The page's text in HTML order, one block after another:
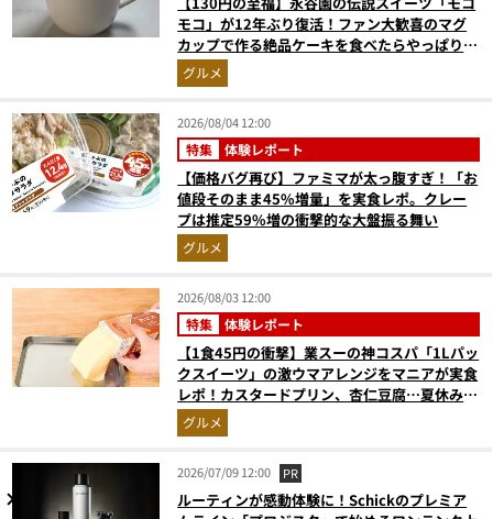
モコ」が12年ぶり復活！ファン大歓喜のマグ
カップで作る絶品ケーキを食べたらやっぱり最
高にウマかった
グルメ
2026/08/04 12:00
特集 体験レポート
【価格バグ再び】ファミマが太っ腹すぎ！「お
値段そのまま45%増量」を実食レポ。クレー
プは推定59%増の衝撃的な大盤振る舞い
グルメ
2026/08/03 12:00
特集 体験レポート
【1食45円の衝撃】業スーの神コスパ「1Lパッ
クスイーツ」の激ウマアレンジをマニアが実食
レポ！カスタードプリン、杏仁豆腐…夏休みの
おやつに最強すぎた
グルメ
2026/07/09 12:00 PR
ルーティンが感動体験に！Schickのプレミア